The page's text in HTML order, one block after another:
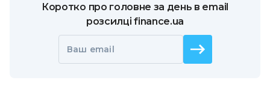
Коротко про головне за день в email
розсилці finance.ua
Ваш email